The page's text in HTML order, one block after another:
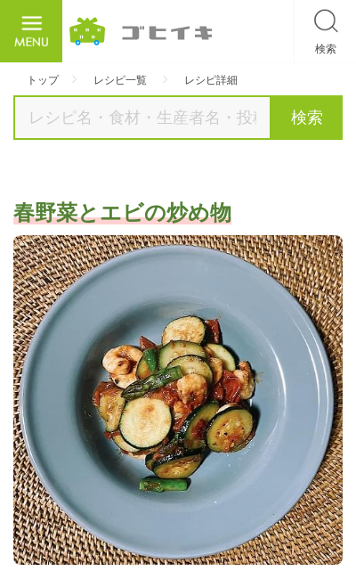
検索
トップ レシピ一覧 レシピ詳細
検索
春野菜とエビの炒め物